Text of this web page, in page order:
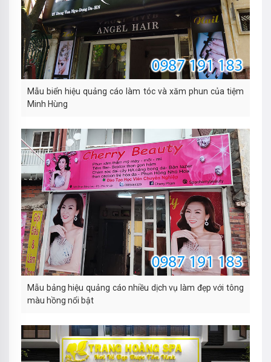
Mẫu biển hiệu quảng cáo làm tóc và xăm phun của tiệm
Minh Hùng
Mẫu bảng hiệu quảng cáo nhiều dịch vụ làm đẹp với tông
màu hồng nổi bật